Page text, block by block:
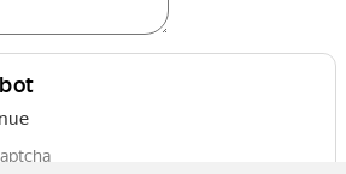
персональных данных